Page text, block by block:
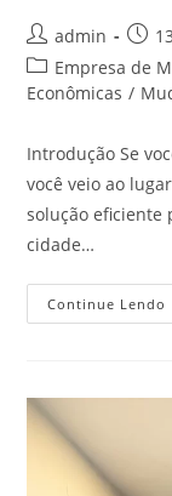
admin
Empresa de
Econômicas /
Introdução Se
você veio ao
solução eficiente
cidade…
Continue Lendo